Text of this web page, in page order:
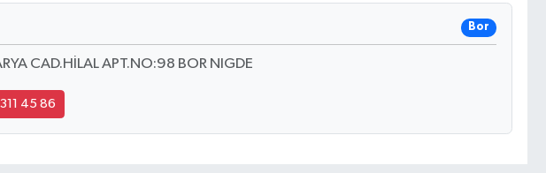
Bor
CAD.HİLAL APT.NO:98 BOR NIGDE
45 86